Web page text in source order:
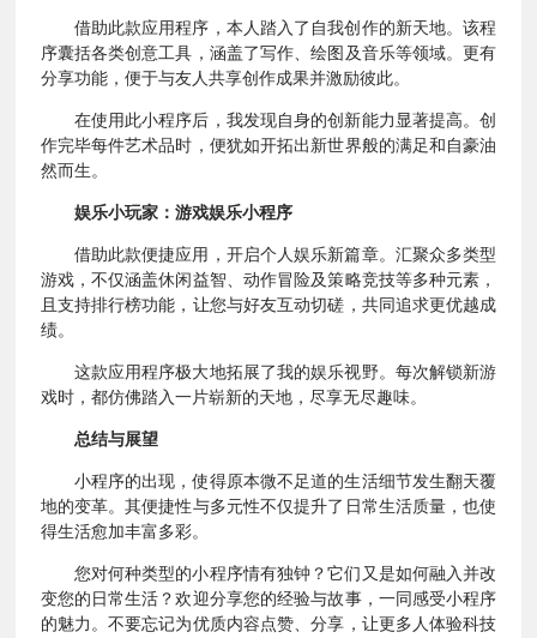
借助此款应用程序，本人踏入了自我创作的新天地。该程
序囊括各类创意工具，涵盖了写作、绘图及音乐等领域。更有
分享功能，便于与友人共享创作成果并激励彼此。
在使用此小程序后，我发现自身的创新能力显著提高。创
作完毕每件艺术品时，便犹如开拓出新世界般的满足和自豪油
然而生。
娱乐小玩家：游戏娱乐小程序
借助此款便捷应用，开启个人娱乐新篇章。汇聚众多类型
游戏，不仅涵盖休闲益智、动作冒险及策略竞技等多种元素，
且支持排行榜功能，让您与好友互动切磋，共同追求更优越成
绩。
这款应用程序极大地拓展了我的娱乐视野。每次解锁新游
戏时，都仿佛踏入一片崭新的天地，尽享无尽趣味。
总结与展望
小程序的出现，使得原本微不足道的生活细节发生翻天覆
地的变革。其便捷性与多元性不仅提升了日常生活质量，也使
得生活愈加丰富多彩。
您对何种类型的小程序情有独钟？它们又是如何融入并改
变您的日常生活？欢迎分享您的经验与故事，一同感受小程序
的魅力。不要忘记为优质内容点赞、分享，让更多人体验科技